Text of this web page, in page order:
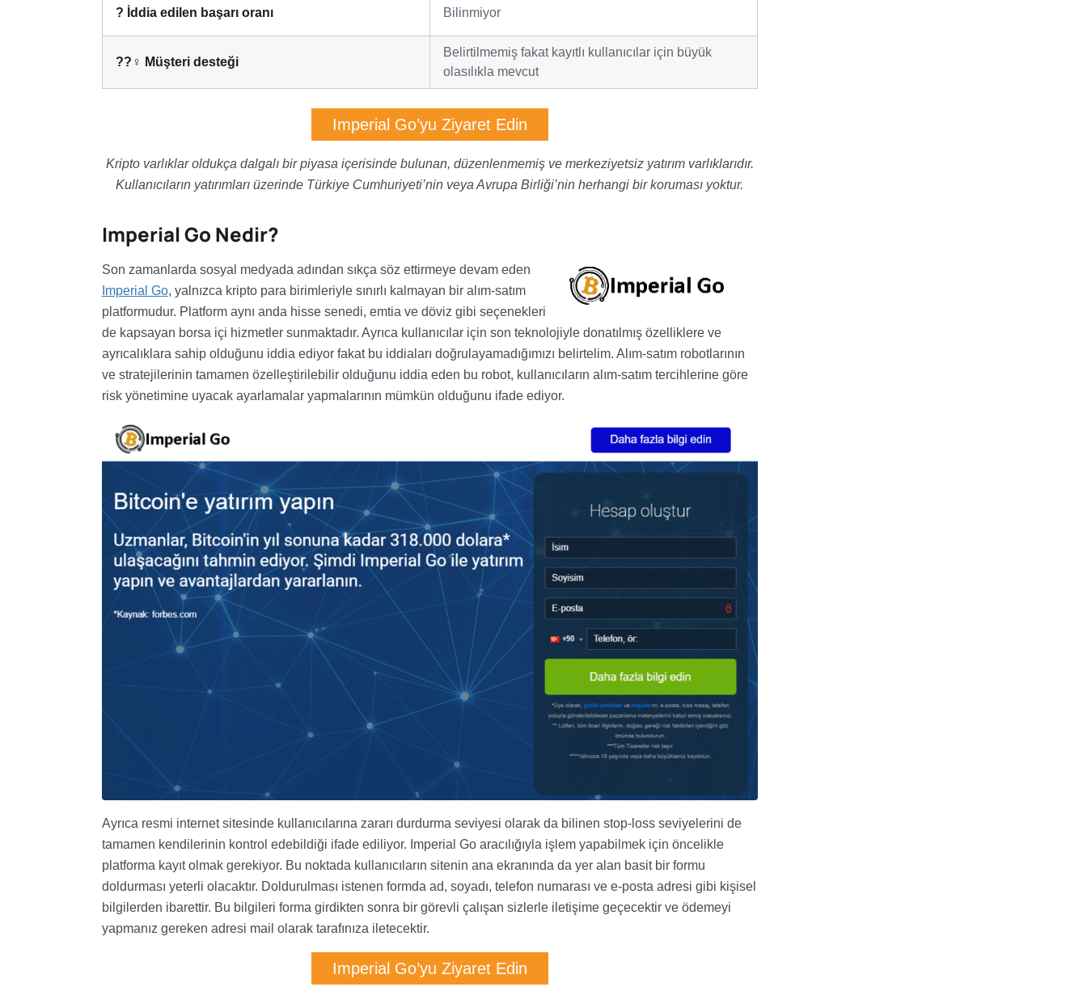
? İddia edilen başarı oranı Bilinmiyor
??‍♀️ Müşteri desteği
Belirtilmemiş fakat kayıtlı kullanıcılar için büyük
olasılıkla mevcut
Imperial Go’yu Ziyaret Edin
Kripto varlıklar oldukça dalgalı bir piyasa içerisinde bulunan, düzenlenmemiş ve merkeziyetsiz yatırım varlıklarıdır.
Kullanıcıların yatırımları üzerinde Türkiye Cumhuriyeti’nin veya Avrupa Birliği’nin herhangi bir koruması yoktur.
Imperial Go Nedir?
Son zamanlarda sosyal medyada adından sıkça söz ettirmeye devam eden
Imperial Go, yalnızca kripto para birimleriyle sınırlı kalmayan bir alım-satım
platformudur. Platform aynı anda hisse senedi, emtia ve döviz gibi seçenekleri
de kapsayan borsa içi hizmetler sunmaktadır. Ayrıca kullanıcılar için son teknolojiyle donatılmış özelliklere ve
ayrıcalıklara sahip olduğunu iddia ediyor fakat bu iddiaları doğrulayamadığımızı belirtelim. Alım-satım robotlarının
ve stratejilerinin tamamen özelleştirilebilir olduğunu iddia eden bu robot, kullanıcıların alım-satım tercihlerine göre
risk yönetimine uyacak ayarlamalar yapmalarının mümkün olduğunu ifade ediyor.
Ayrıca resmi internet sitesinde kullanıcılarına zararı durdurma seviyesi olarak da bilinen stop-loss seviyelerini de
tamamen kendilerinin kontrol edebildiği ifade ediliyor. Imperial Go aracılığıyla işlem yapabilmek için öncelikle
platforma kayıt olmak gerekiyor. Bu noktada kullanıcıların sitenin ana ekranında da yer alan basit bir formu
doldurması yeterli olacaktır. Doldurulması istenen formda ad, soyadı, telefon numarası ve e-posta adresi gibi kişisel
bilgilerden ibarettir. Bu bilgileri forma girdikten sonra bir görevli çalışan sizlerle iletişime geçecektir ve ödemeyi
yapmanız gereken adresi mail olarak tarafınıza iletecektir.
Imperial Go’yu Ziyaret Edin